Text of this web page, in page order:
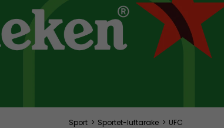
Sport > Sportet-luftarake > UFC